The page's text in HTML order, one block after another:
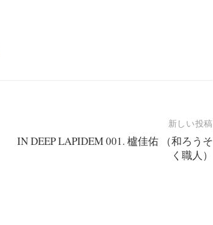
新しい投稿
IN DEEP LAPIDEM 001. 櫨佳佑 （和ろうそ
く職人）